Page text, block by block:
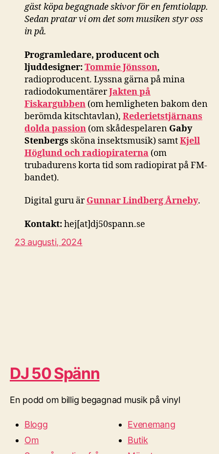
gäst köpa begagnade skivor för en femtiolapp.
Sedan pratar vi om det som musiken styr oss
in på.
Programledare, producent och
ljuddesigner:Tommie Jönsson,
radioproducent. Lyssna gärna på mina
radiodokumentärerJakten på
Fiskargubben (om hemligheten bakom den
berömda kitschtavlan), Rederietstjärnans
dolda passion (om skådespelaren Gaby
Stenbergs sköna insektsmusik) samtKjell
Höglund och radiopiraterna (om
trubadurens korta tid som radiopirat på FM-
bandet).
Digital guru ärGunnar Lindberg Årneby.
Kontakt:hej[at]dj50spann.se
23 augusti, 2024
DJ 50 Spänn
En podd om billig begagnad musik på vinyl
Blogg
Om
Evenemang
Butik